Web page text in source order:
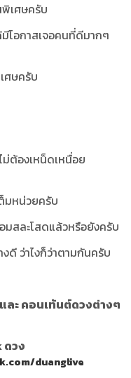
เศษครับ
มีโอกาสเจอคนที่ดีมากๆ
ศษครับ
ม่ต้องเหน็ดเหนื่อย
มหน่วยครับ
มสละโสดแล้วหรือยังครับ
ดี ว่าไงก็ว่าตามกันครับ
ละ คอนเท้นต์ดวงต่างๆ
ดวง
duanglive